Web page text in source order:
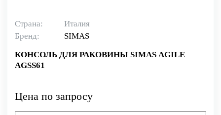
Страна:
Италия
Бренд:
SIMAS
КОНСОЛЬ ДЛЯ РАКОВИНЫ SIMAS AGILE
AGSS61
Цена по запросу